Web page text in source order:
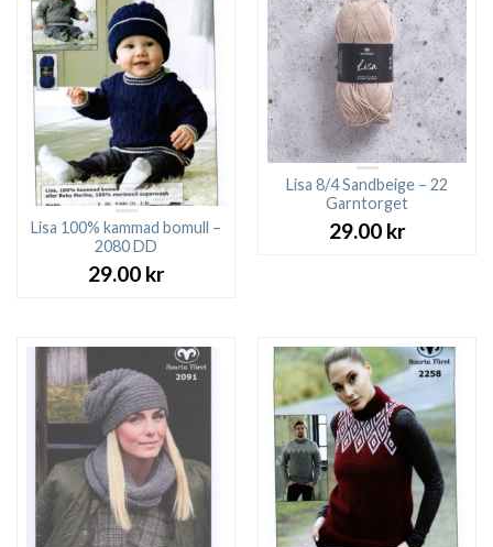
Lisa 100% kammad bomull –
2080 DD
29.00 kr
Lisa 8/4 Sandbeige – 22
Garntorget
29.00 kr